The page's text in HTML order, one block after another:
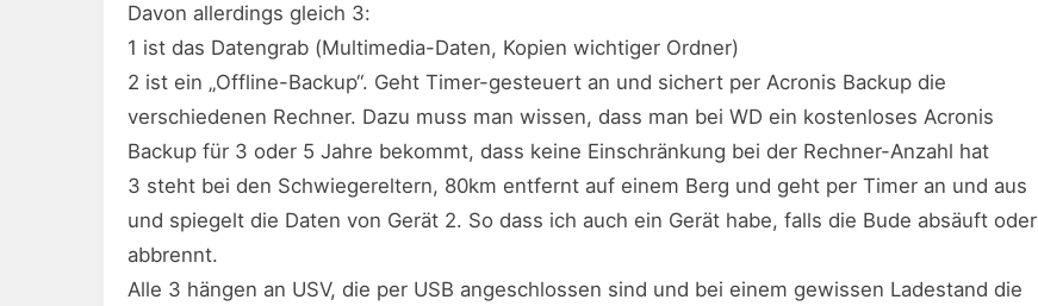
Davon allerdings gleich 3:
1 ist das Datengrab (Multimedia-Daten, Kopien wichtiger Ordner)
2 ist ein „Offline-Backup“. Geht Timer-gesteuert an und sichert per Acronis Backup die
verschiedenen Rechner. Dazu muss man wissen, dass man bei WD ein kostenloses Acronis
Backup für 3 oder 5 Jahre bekommt, dass keine Einschränkung bei der Rechner-Anzahl hat
3 steht bei den Schwiegereltern, 80km entfernt auf einem Berg und geht per Timer an und aus
und spiegelt die Daten von Gerät 2. So dass ich auch ein Gerät habe, falls die Bude absäuft oder
abbrennt.
Alle 3 hängen an USV, die per USB angeschlossen sind und bei einem gewissen Ladestand die